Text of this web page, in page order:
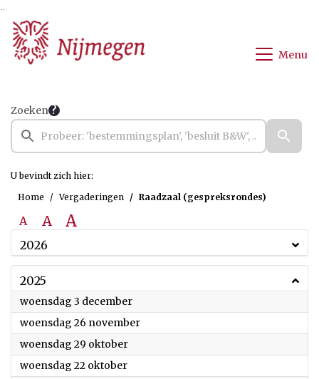
Menu
Zoeken
U bevindt zich hier:
Home
Vergaderingen Raadzaal (gespreksrondes)
A A A
2026
2025
woensdag 3 december2025
woensdag 26 november2025
woensdag 29 oktober2025
woensdag 22 oktober2025